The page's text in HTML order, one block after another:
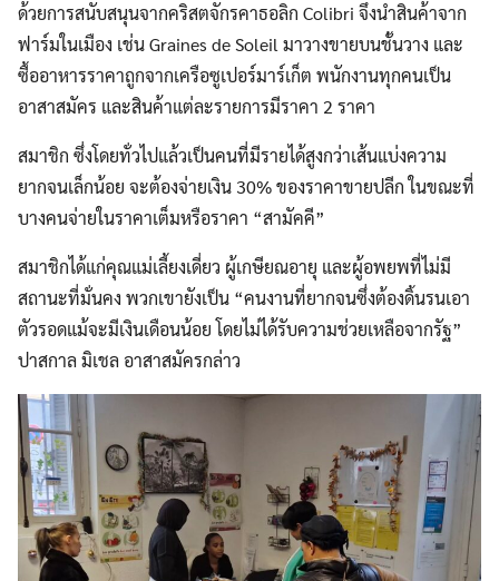
ด้วยการสนับสนุนจากคริสตจักรคาธอลิก Colibri จึงนำสินค้าจาก
ฟาร์มในเมือง เช่น Graines de Soleil มาวางขายบนชั้นวาง และ
ซื้ออาหารราคาถูกจากเครือซูเปอร์มาร์เก็ต พนักงานทุกคนเป็น
อาสาสมัคร และสินค้าแต่ละรายการมีราคา 2 ราคา
สมาชิก ซึ่งโดยทั่วไปแล้วเป็นคนที่มีรายได้สูงกว่าเส้นแบ่งความ
ยากจนเล็กน้อย จะต้องจ่ายเงิน 30% ของราคาขายปลีก ในขณะที่
บางคนจ่ายในราคาเต็มหรือราคา “สามัคคี”
สมาชิกได้แก่คุณแม่เลี้ยงเดี่ยว ผู้เกษียณอายุ และผู้อพยพที่ไม่มี
สถานะที่มั่นคง พวกเขายังเป็น “คนงานที่ยากจนซึ่งต้องดิ้นรนเอา
ตัวรอดแม้จะมีเงินเดือนน้อย โดยไม่ได้รับความช่วยเหลือจากรัฐ”
ปาสกาล มิเชล อาสาสมัครกล่าว